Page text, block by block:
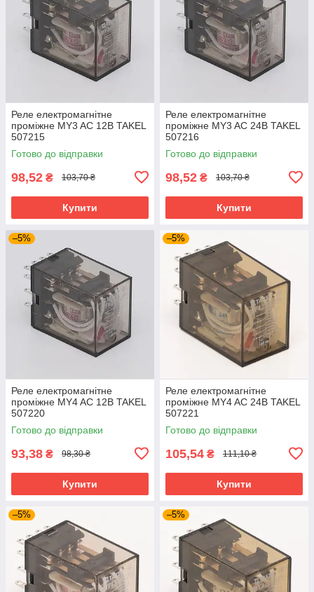
Реле електромагнітне
проміжне MY3 AC 12В TAKEL
507215
Готово до відправки
98,52 ₴ 103,70 ₴
Купити
Реле електромагнітне
проміжне MY3 AC 24В TAKEL
507216
Готово до відправки
98,52 ₴ 103,70 ₴
Купити
–5%
Реле електромагнітне
проміжне MY4 AC 12В TAKEL
507220
Готово до відправки
93,38 ₴ 98,30 ₴
Купити
–5%
Реле електромагнітне
проміжне MY4 AC 24В TAKEL
507221
Готово до відправки
105,54 ₴ 111,10 ₴
Купити
–5% –5%